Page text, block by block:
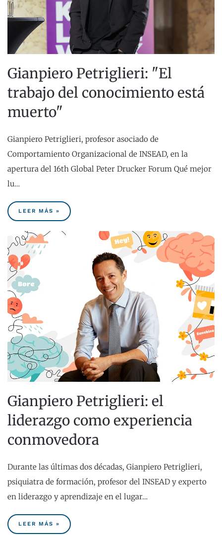
Gianpiero Petriglieri: "El
trabajo del conocimiento está
muerto"
Gianpiero Petriglieri, profesor asociado de
Comportamiento Organizacional de INSEAD, en la
apertura del 16th Global Peter Drucker Forum Qué mejor
lu…
LEER MÁS »
Gianpiero Petriglieri: el
liderazgo como experiencia
conmovedora
Durante las últimas dos décadas, Gianpiero Petriglieri,
psiquiatra de formación, profesor del INSEAD y experto
en liderazgo y aprendizaje en el lugar…
LEER MÁS »